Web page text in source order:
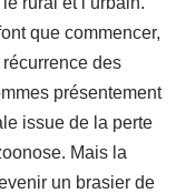
que commencer,
des
présentement
issue de la perte
Mais la
un brasier de